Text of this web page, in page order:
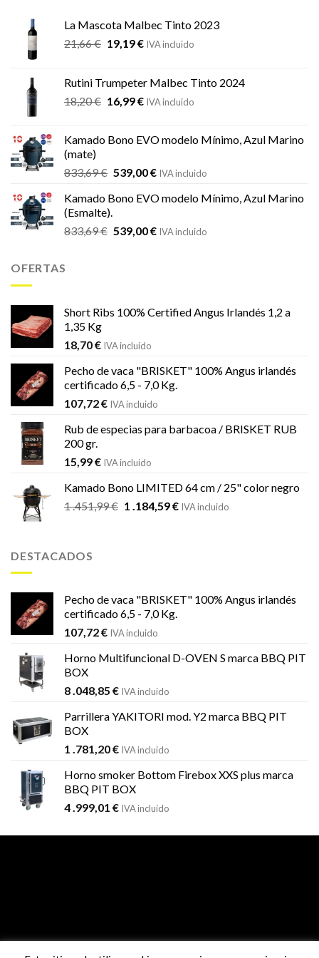
La Mascota Malbec Tinto 2023
21,66€ El
era:
21,66 €.
19,19€El
es:
19,19 €.
IVA incluido
Rutini Trumpeter Malbec Tinto 2024
18,20€ El
era:
16,99€El
es:
IVA incluido
Kamado Bono EVO modelo Mínimo, Azul Marino
(mate)
833,69€ El
original
era:
833,69 €.
539,00€El
actual
539,00 €.
IVA incluido
Kamado Bono EVO modelo Mínimo, Azul Marino
(Esmalte).
833,69€ El
539,00€ElIVA incluido
OFERTAS
Short Ribs 100% Certified Angus Irlandés 1,2 a
1,35 Kg
18,70€ IVA incluido
Pecho de vaca "BRISKET" 100% Angus irlandés
certificado 6,5 - 7,0 Kg.
107,72€ IVA incluido
Rub de especias para barbacoa / BRISKET RUB
200 gr.
15,99€ IVA incluido
Kamado Bono LIMITED 64 cm / 25" color negro
1 .451,99€ El
1 .184,59€ElIVA incluido
DESTACADOS
Pecho de vaca "BRISKET" 100% Angus irlandés
certificado 6,5 - 7,0 Kg.
107,72€ IVA incluido
Horno Multifuncional D-OVEN S marca BBQ PIT
BOX
8 .048,85 € IVA incluido
Parrillera YAKITORI mod. Y2 marca BBQ PIT
BOX
1 .781,20€ IVA incluido
Horno smoker Bottom Firebox XXS plus marca
BBQ PIT BOX
4 .999,01 € IVA incluido